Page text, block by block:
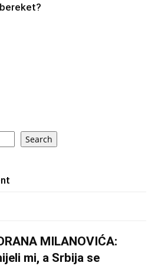
Search
MILANOVIĆA:
mi, a Srbija se